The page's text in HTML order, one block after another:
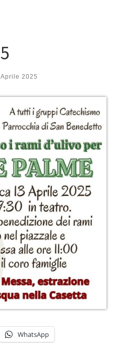
Aprile 2025
WhatsApp